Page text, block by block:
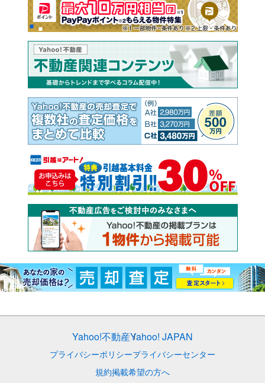
Yahoo!不動産Yahoo! JAPAN
プライバシーポリシープライバシーセンター
規約掲載希望の方へ